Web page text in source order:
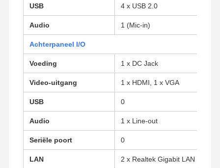
Role
Firewall Mini PC
Industriële Minipc
USB 4 x USB 2.0
Audio 1 (Mic-in)
Achterpaneel I/O
Voeding 1 x DC Jack
Video-uitgang 1 x HDMI, 1 x VGA
USB 0
Audio 1 x Line-out
Seriële poort 0
LAN 2 x Realtek Gigabit LAN